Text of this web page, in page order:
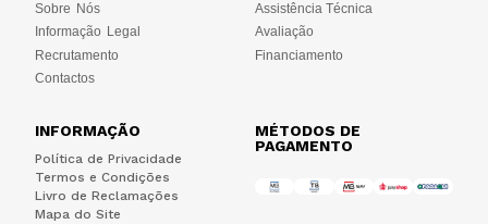
Sobre Nós
Informação Legal
Recrutamento
Contactos
Assistência Técnica
Avaliação
Financiamento
INFORMAÇÃO
Política de Privacidade
Termos e Condições
Livro de Reclamações
Mapa do Site
MÉTODOS DE
PAGAMENTO